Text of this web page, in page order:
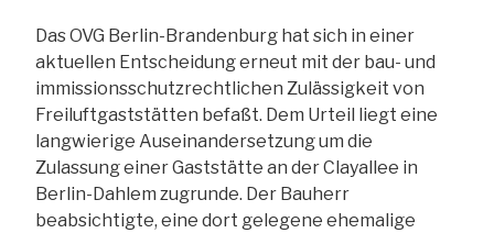
Das OVG Berlin-Brandenburg hat sich in einer
aktuellen Entscheidung erneut mit der bau- und
immissionsschutzrechtlichen Zulässigkeit von
Freiluftgaststätten befaßt. Dem Urteil liegt eine
langwierige Auseinandersetzung um die
Zulassung einer Gaststätte an der Clayallee in
Berlin-Dahlem zugrunde. Der Bauherr
beabsichtigte, eine dort gelegene ehemalige